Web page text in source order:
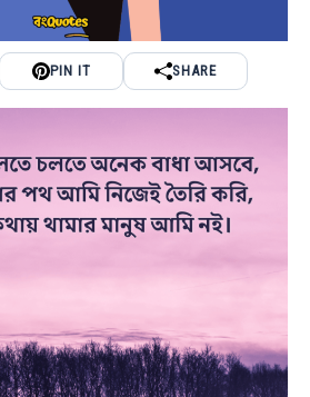
PIN IT SHARE